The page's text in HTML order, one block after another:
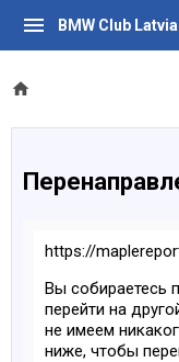
BMW Club Latvia
https://
Вы собираетесь
перейти на
не имеем
ниже, чтобы